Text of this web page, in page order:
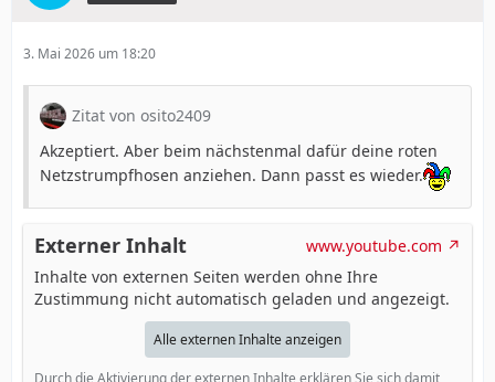
3. Mai 2026 um 18:20
Zitat von osito2409
Akzeptiert. Aber beim nächstenmal dafür deine roten
Netzstrumpfhosen anziehen. Dann passt es wieder.
Externer Inhalt
www.youtube.com
Inhalte von externen Seiten werden ohne Ihre
Zustimmung nicht automatisch geladen und angezeigt.
Alle externen Inhalte anzeigen
Durch die Aktivierung der externen Inhalte erklären Sie sich damit